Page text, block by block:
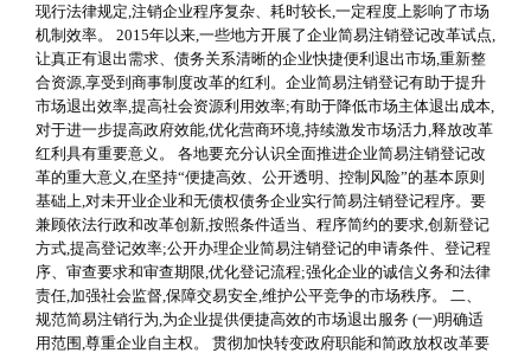
现行法律规定,注销企业程序复杂、耗时较长,一定程度上影响了市场
机制效率。 2015年以来,一些地方开展了企业简易注销登记改革试点,
让真正有退出需求、债务关系清晰的企业快捷便利退出市场,重新整
合资源,享受到商事制度改革的红利。企业简易注销登记有助于提升
市场退出效率,提高社会资源利用效率;有助于降低市场主体退出成本,
对于进一步提高政府效能,优化营商环境,持续激发市场活力,释放改革
红利具有重要意义。 各地要充分认识全面推进企业简易注销登记改
革的重大意义,在坚持“便捷高效、公开透明、控制风险”的基本原则
基础上,对未开业企业和无债权债务企业实行简易注销登记程序。要
兼顾依法行政和改革创新,按照条件适当、程序简约的要求,创新登记
方式,提高登记效率;公开办理企业简易注销登记的申请条件、登记程
序、审查要求和审查期限,优化登记流程;强化企业的诚信义务和法律
责任,加强社会监督,保障交易安全,维护公平竞争的市场秩序。 二、
规范简易注销行为,为企业提供便捷高效的市场退出服务 (一)明确适
用范围,尊重企业自主权。 贯彻加快转变政府职能和简政放权改革要